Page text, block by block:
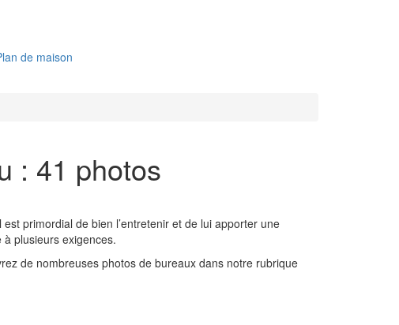
de maison
: 41 photos
primordial de bien l’entretenir et de lui apporter une
plusieurs exigences.
de nombreuses photos de bureaux dans notre rubrique